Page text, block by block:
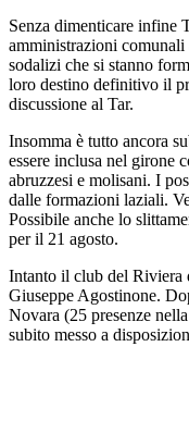
Senza dimenticare infine
amministrazioni
sodalizi che si stanno
loro destino definitivo il
discussione al Tar.
Insomma è tutto ancora
essere inclusa nel girone
abruzzesi e molisani. I
dalle formazioni laziali.
Possibile anche lo
per il 21 agosto.
Intanto il club del Riviera
Giuseppe Agostinone.
Novara (25 presenze
subito messo a